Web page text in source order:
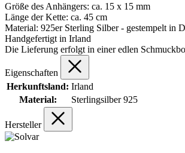
Größe des Anhängers: ca. 15 x 15 mm
Länge der Kette: ca. 45 cm
Material: 925er Sterling Silber - gestempelt in
Handgefertigt in Irland
Die Lieferung erfolgt in einer edlen
Eigenschaften
Herkunftsland: Irland
Material:
Sterlingsilber 925
Hersteller